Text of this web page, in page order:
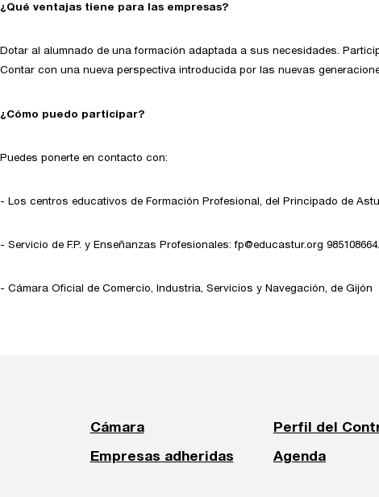
¿Qué ventajas tiene para las empresas?
Dotar al alumnado de una formación adaptada a sus necesidades.
Contar con una nueva perspectiva introducida por las nuevas
¿Cómo puedo participar?
Puedes ponerte en contacto con:
- Los centros educativos de Formación Profesional, del Principado de
- Servicio de F.P. y Enseñanzas Profesionales: fp@educastur.org 985108664.
- Cámara Oficial de Comercio, Industria, Servicios y Navegación, de Gijón
Cámara Perfil del
Empresas adheridas Agenda